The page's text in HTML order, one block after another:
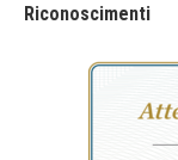
Riconoscimenti